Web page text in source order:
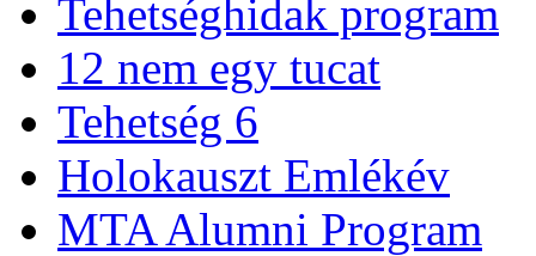
Tehetséghidak program
12 nem egy tucat
Tehetség 6
Holokauszt Emlékév
MTA Alumni Program